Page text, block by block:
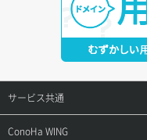
サービス共通
サポートトップ
ConoHa WING